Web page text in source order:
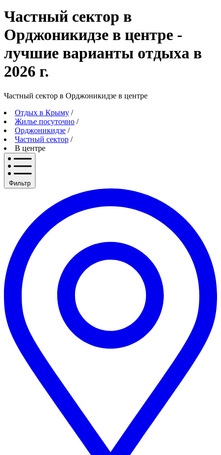
Частный сектор в
Орджоникидзе в центре -
лучшие варианты отдыха в
2026 г.
Частный сектор в Орджоникидзе в центре
Отдых в Крыму /
Жилье посуточно /
Орджоникидзе /
Частный сектор /
В центре
Фильтр